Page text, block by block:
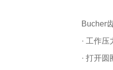
Bucher
· 工作
· 打开圆